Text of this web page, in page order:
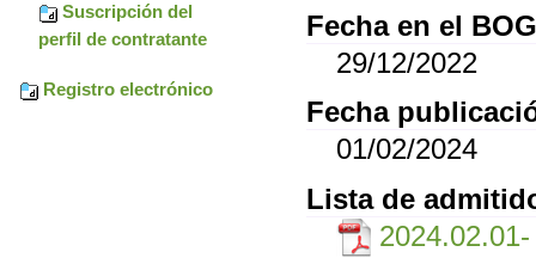
Suscripción del
perfil de contratante
Registro electrónico
Fecha en el BOG
29/12/2022
Fecha
01/02/2024
Lista de